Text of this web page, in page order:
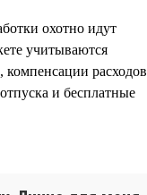
охотно идут
учитываются
расходов
и бесплатные